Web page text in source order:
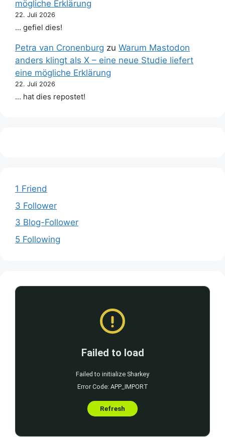
mögliche Erklärung
22. Juli 2026
… gefiel dies!
Petra van Cronenburg zu Warum Mastodon
anders klingt als X – eine neue Studie liefert
eine mögliche Erklärung
22. Juli 2026
… hat dies repostet!
1 Friend
3 Follower
3 Blog-Follower
5 Following